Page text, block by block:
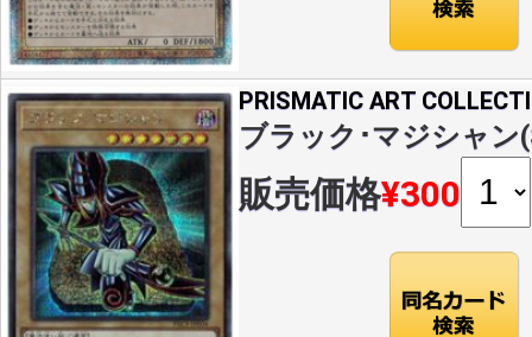
PRISMATIC ART
ブラック･マジシャン
販売価格¥300